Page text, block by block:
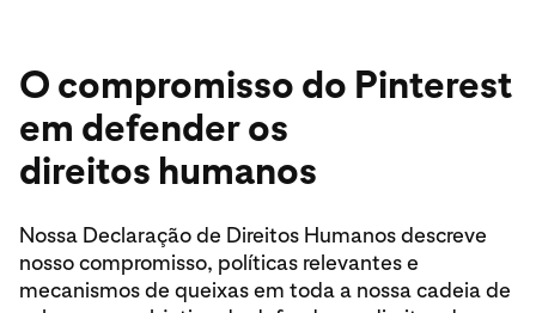
O compromisso do Pinterest
em defender os
direitos humanos
Nossa Declaração de Direitos Humanos descreve
nosso compromisso, políticas relevantes e
mecanismos de queixas em toda a nossa cadeia de